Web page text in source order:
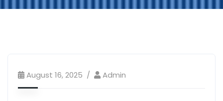
August 16, 2025 Admin